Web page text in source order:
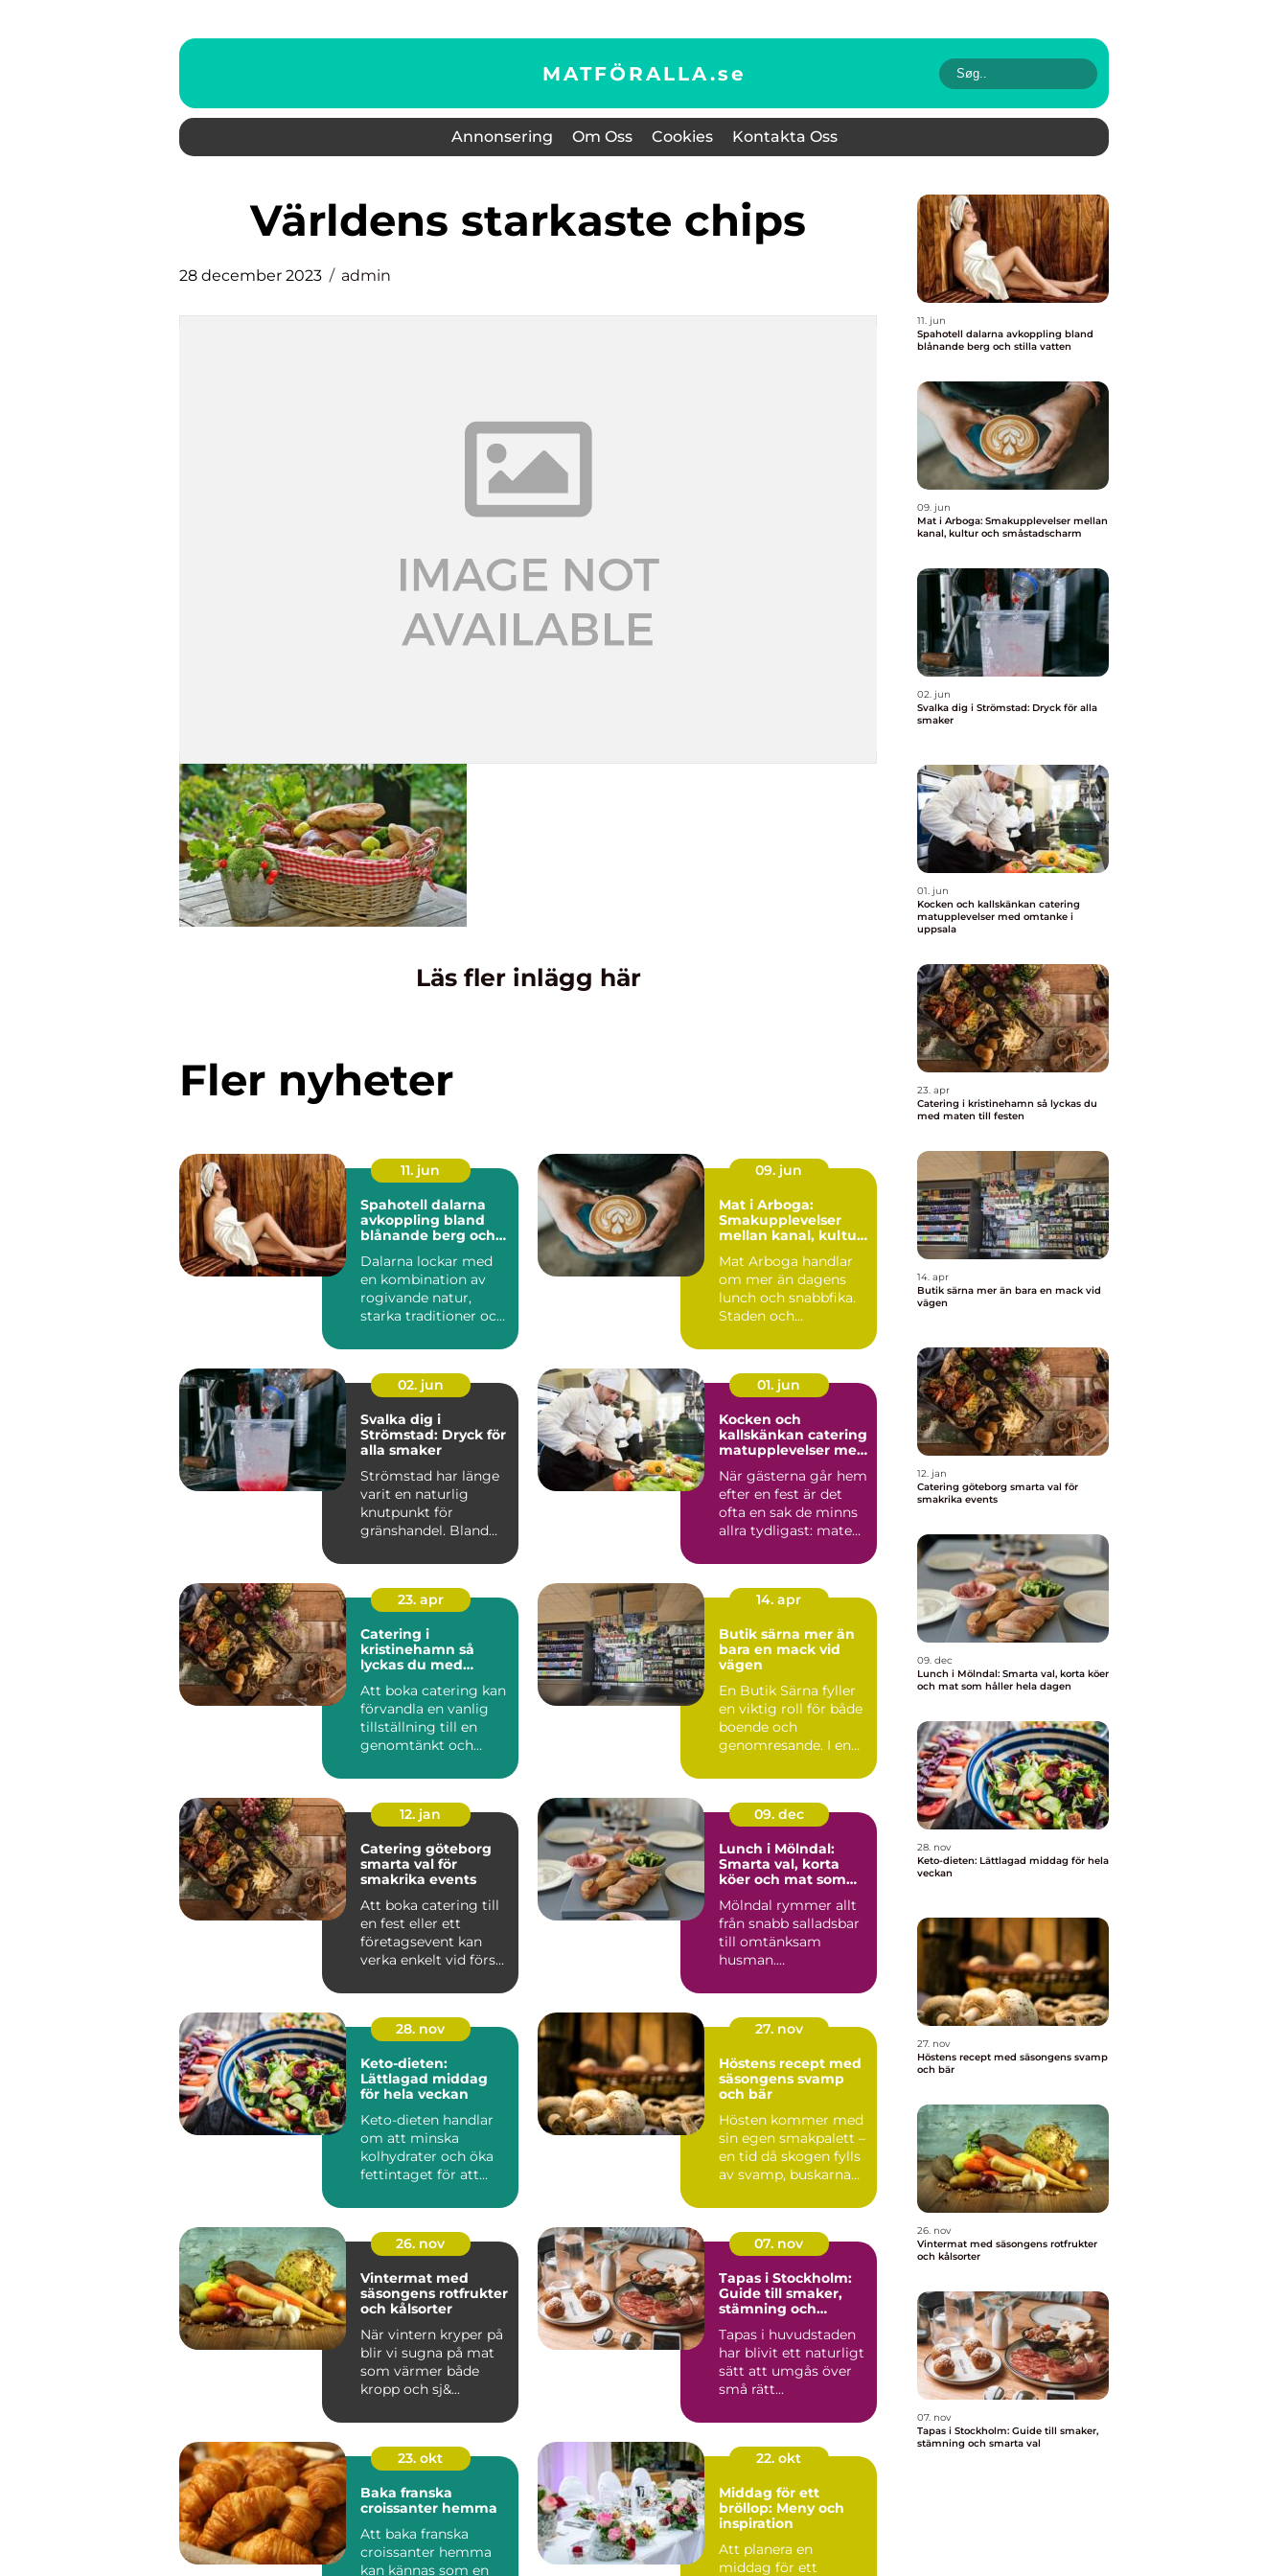
MATFÖRALLA.se
Annonsering Om Oss Cookies Kontakta Oss
världens starkaste chips
28 december 2023 admin
Läs fler inlägg här
Fler nyheter
11. jun
Spahotell dalarna
avkoppling bland
blånande berg och
Dalarna lockar med
en kombination av
rogivande natur,
starka traditioner och
...
09. jun
Mat i Arboga:
Smakupplevelser
mellan kanal, kultur
Mat Arboga handlar
om mer än dagens
lunch och snabbfika.
Staden och
02. jun
Svalka dig i
Strömstad: Dryck för
alla smaker
Strömstad har länge
varit en naturlig
knutpunkt för
gränshandel. Bland
01. jun
Kocken och
kallskänkan catering
matupplevelser med
När gästerna går hem
efter en fest är det
ofta en sak de minns
allra tydligast: maten.
23. apr
Catering i
kristinehamn så
lyckas du med
Att boka catering kan
förvandla en vanlig
tillställning till en
genomtänkt och
upplevelse...
14. apr
Butik särna mer än
bara en mack vid
vägen
En Butik Särna fyller
en viktig roll för både
boende och
genomresande. I en
avstånden ...
12. jan
Catering göteborg
smarta val för
smakrika events
Att boka catering till
en fest eller ett
företagsevent kan
verka enkelt vid första
09. dec
Lunch i Mölndal:
Smarta val, korta
köer och mat som
Mölndal rymmer allt
från snabb salladsbar
till omtänksam
husman.
28. nov
Keto-dieten:
Lättlagad middag
för hela veckan
Keto-dieten handlar
om att minska
kolhydrater och öka
fettintaget för att
27. nov
Höstens recept med
säsongens svamp
och bär
Hösten kommer med
sin egen smakpalett –
en tid då skogen fylls
av svamp, buskarna
26. nov
Vintermat med
säsongens rotfrukter
och kålsorter
När vintern kryper på
blir vi sugna på mat
som värmer både
kropp och sj&...
07. nov
Tapas i Stockholm:
Guide till smaker,
stämning och
Tapas i huvudstaden
har blivit ett naturligt
sätt att umgås över
små rätt...
23. okt
Baka franska
croissanter hemma
Att baka franska
croissanter hemma
kan kännas som en
22. okt
Middag för ett
bröllop: Meny och
inspiration
Att planera en
middag för ett
11. jun
Spahotell dalarna avkoppling bland
blånande berg och stilla vatten
09. jun
Mat i Arboga: Smakupplevelser mellan
kanal, kultur och småstadscharm
02. jun
Svalka dig i Strömstad: Dryck för alla
smaker
01. jun
Kocken och kallskänkan catering
matupplevelser med omtanke i
uppsala
23. apr
Catering i kristinehamn så lyckas du
med maten till festen
14. apr
Butik särna mer än bara en mack vid
vägen
12. jan
Catering göteborg smarta val för
smakrika events
09. dec
Lunch i Mölndal: Smarta val, korta köer
och mat som håller hela dagen
28. nov
Keto-dieten: Lättlagad middag för hela
veckan
27. nov
Höstens recept med säsongens svamp
och bär
26. nov
Vintermat med säsongens rotfrukter
och kålsorter
07. nov
Tapas i Stockholm: Guide till smaker,
stämning och smarta val